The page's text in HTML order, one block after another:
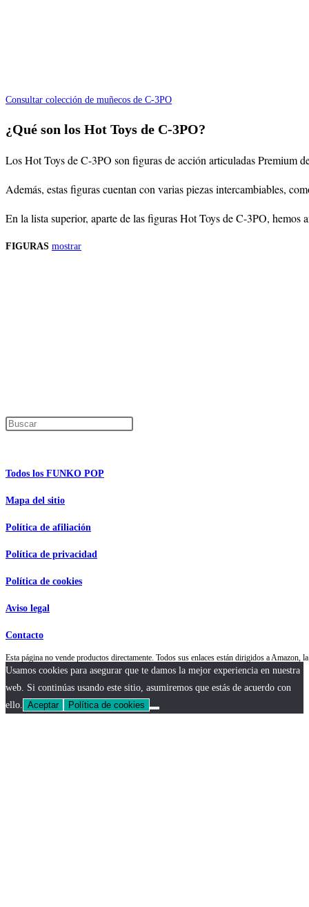
Consultar colección de muñecos de C-3PO
¿Qué son los Hot Toys de C-3PO?
Los Hot Toys de C-3PO son figuras de acción articuladas Premium
Además, estas figuras cuentan con varias piezas intercambiables,
En la lista superior, aparte de las figuras Hot Toys de C-3PO,
FIGURAS mostrar
Todos los FUNKO POP
Mapa del sitio
Política de afiliación
Política de privacidad
Política de cookies
Aviso legal
Contacto
Esta página no vende productos directamente. Todos sus enlaces están dirigidos a
Usamos cookies para asegurar que te damos la mejor experiencia en nuestra
web. Si continúas usando este sitio, asumiremos que estás de acuerdo con
ello. Aceptar Política de cookies